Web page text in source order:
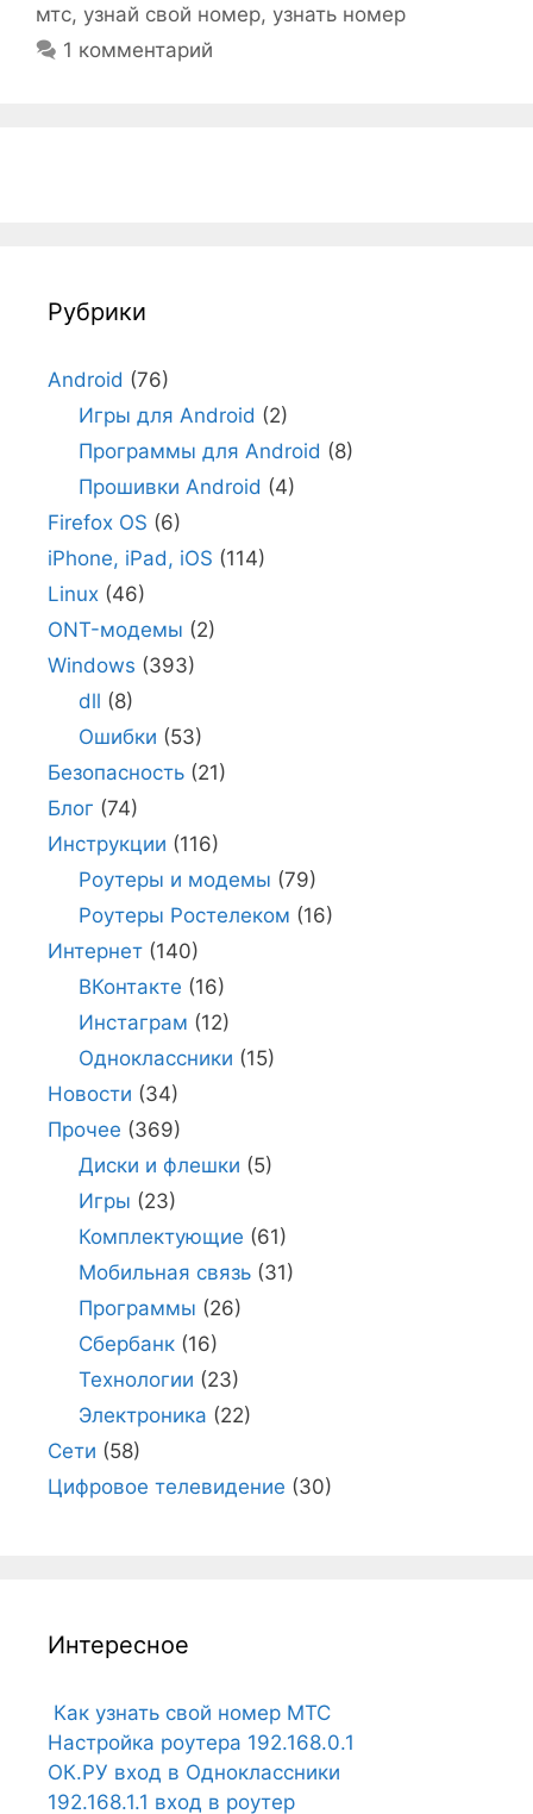
мтс, узнай свой номер, узнать номер
1 комментарий
Рубрики
Android (76)
Игры для Android (2)
Программы для Android (8)
Прошивки Android (4)
Firefox OS (6)
iPhone, iPad, iOS (114)
Linux (46)
ONT-модемы (2)
Windows (393)
dll (8)
Ошибки (53)
Безопасность (21)
Блог (74)
Инструкции (116)
Роутеры и модемы (79)
Роутеры Ростелеком (16)
Интернет (140)
ВКонтакте (16)
Инстаграм (12)
Одноклассники (15)
Новости (34)
Прочее (369)
Диски и флешки (5)
Игры (23)
Комплектующие (61)
Мобильная связь(31)
Программы (26)
Сбербанк(16)
Технологии (23)
Электроника (22)
Сети (58)
Цифровое телевидение (30)
Интересное
Как узнать свой номер МТС
Настройка роутера 192.168.0.1
ОК.РУ вход в Одноклассники
192.168.1.1 вход в роутер